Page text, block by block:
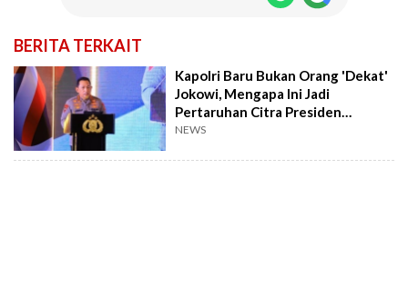
BERITA TERKAIT
Kapolri Baru Bukan Orang 'Dekat'
Jokowi, Mengapa Ini Jadi
Pertaruhan Citra Presiden
Prabowo?
NEWS